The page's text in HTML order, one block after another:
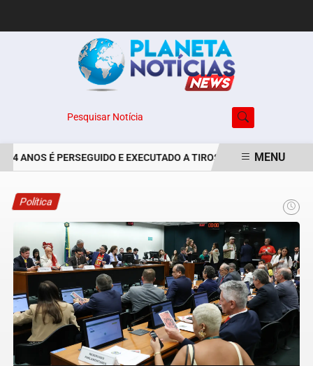
Pesquisar Notícia
ANOS É PERSEGUIDO E EXECUTADO A TIROS NO BAIRRO JARDIM
MENU
Política